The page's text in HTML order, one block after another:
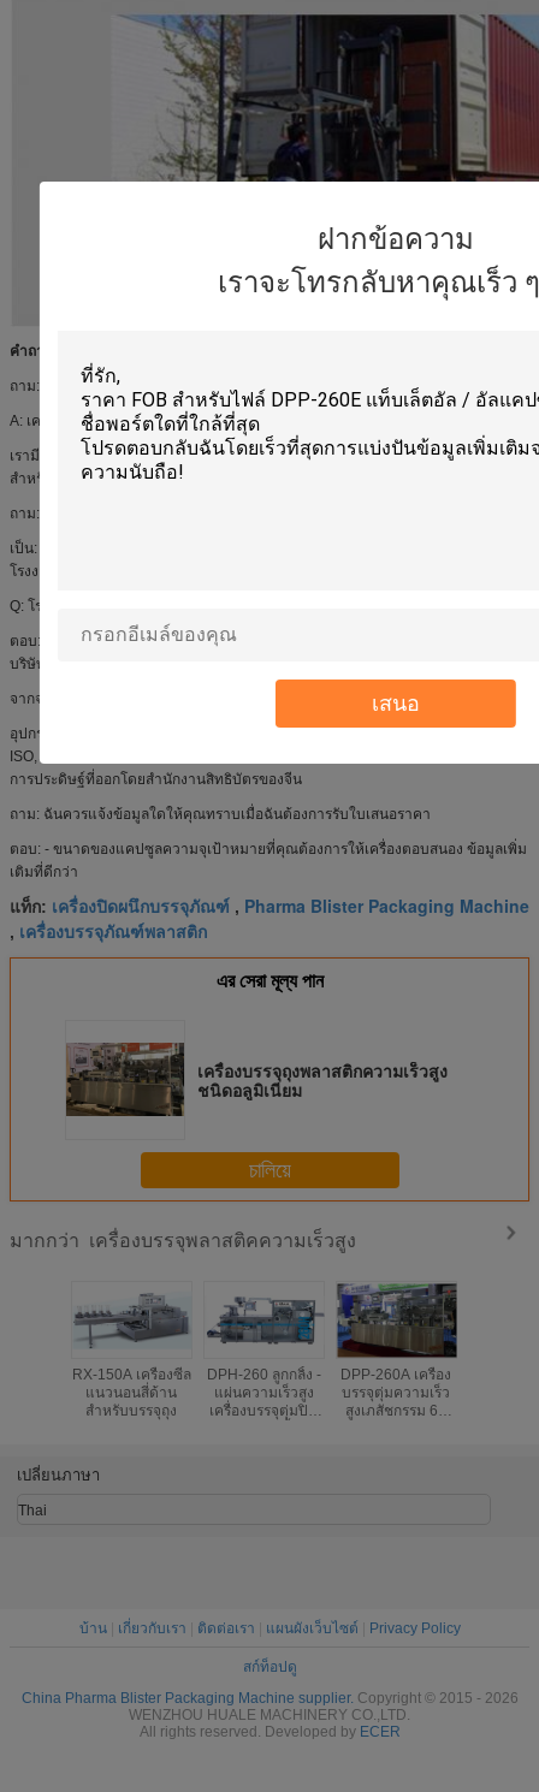
ฝากข้อความ
เราจะโทรกลับหาคุณเร็ว
เสนอ
คำถามและคำตอบ
ถาม: วิธีการเกี่ยวกับบริการหลังการขาย
A: เครื่องของเรามีหนึ่งปี guarateen, ชีวิต mantainance
เรามีทีมงานที่แข็งแกร่งเป็นพิเศษสำหรับหลังการขาย เราสามารถจัดวิศวกรทำบริการ
สำหรับคุณ
ถาม: คุณเป็นโรงงานหรือ บริษัท การค้า
เป็น: เราเป็นโรงงานในด้านนี้เกือบ 15 ปี (ในช่วงต้นชื่อ ruianhuali ยาเครื่องจักร
โรงงาน)
Q: โรงงานของคุณเกี่ยวกับการควบคุมคุณภาพ?
ตอบ: คุณภาพเป็นหัวข้อที่ไม่เปลี่ยนแปลงของเรา มันเป็นรากฐานของการพัฒนาของ
บริษัท
จากจุดเริ่มต้นของการเปิด บริษัท เรามุ่งเน้นงานที่มีคุณภาพเป็นพิเศษ
อุปกรณ์ยาของเราได้ผ่านการรับรองมาตรฐาน GMP, การรับรองระบบคุณภาพสากล
ISO, การรับรอง CE และได้รับสิทธิบัตรแบบอรรถประโยชน์หลายรายการและสิทธิบัตร
การประดิษฐ์ที่ออกโดยสำนักงานสิทธิบัตรของจีน
ถาม: ฉันควรแจ้งข้อมูลใดให้คุณทราบเมื่อฉันต้องการรับใบเสนอราคา
ตอบ: - ขนาดของแคปซูลความจุเป้าหมายที่คุณต้องการให้เครื่องตอบสนอง ข้อมูลเพิ่ม
เติมที่ดีกว่า
แท็ก: เครื่องปิดผนึกบรรจุภัณฑ์ , Pharma Blister Packaging Machine
, เครื่องบรรจุภัณฑ์พลาสติก
এর সেরা মূল্য পান
เครื่องบรรจุถุงพลาสติกความเร็วสูง
ชนิดอลูมิเนียม
চালিয়ে
มากกว่า เครื่องบรรจุพลาสติคความเร็วสูง
RX-150A เครื่องซีล
แนวนอนสี่ด้าน
สำหรับบรรจุถุง
DPH-260 ลูกกลิ้ง -
แผ่นความเร็วสูง
เครื่องบรรจุตุ่มปิด
DPP-260A เครื่อง
บรรจุตุ่มความเร็ว
สูงเภสัชกรรม 60
เปลี่ยนภาษา
Thai
บ้าน| เกี่ยวกับเรา ติดต่อเรา แผนผังเว็บไซต์ Privacy Policy
สก์ท็อปดู
China Pharma Blister Packaging Machine supplier. Copyright © 2015 - 2026
WENZHOU HUALE MACHINERY CO.,LTD.
All rights reserved. Developed by ECER